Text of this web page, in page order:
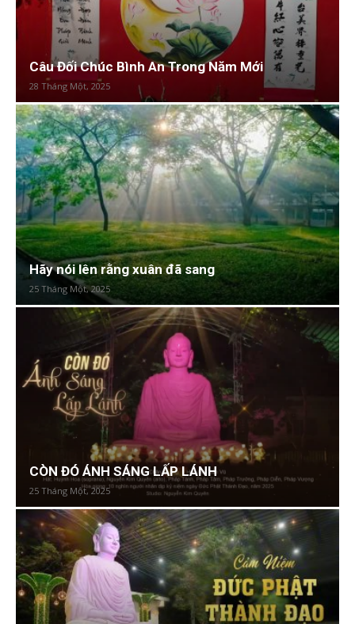
Câu Đối Chúc Bình An Trong Năm Mới
28 Tháng Một, 2025
Hãy nói lên rằng xuân đã sang
25 Tháng Một, 2025
CÒN ĐÓ ÁNH SÁNG LẤP LÁNH
25 Tháng Một, 2025